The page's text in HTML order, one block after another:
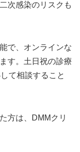
次感染のリスクも
で、オンラインな
す。土日祝の診療
て相談すること
方は、DMMクリ